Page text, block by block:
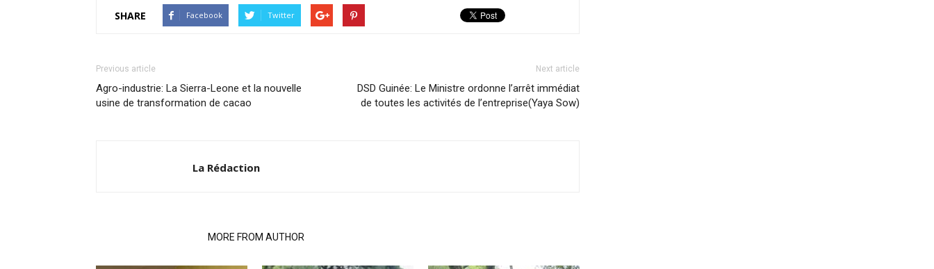
SHARE Facebook Twitter
Previous article
Agro-industrie: La Sierra-Leone et la nouvelle
usine de transformation de cacao
Next article
DSD Guinée: Le Ministre ordonne l’arrêt immédiat
de toutes les activités de l’entreprise(Yaya Sow)
La Rédaction
MORE FROM AUTHOR